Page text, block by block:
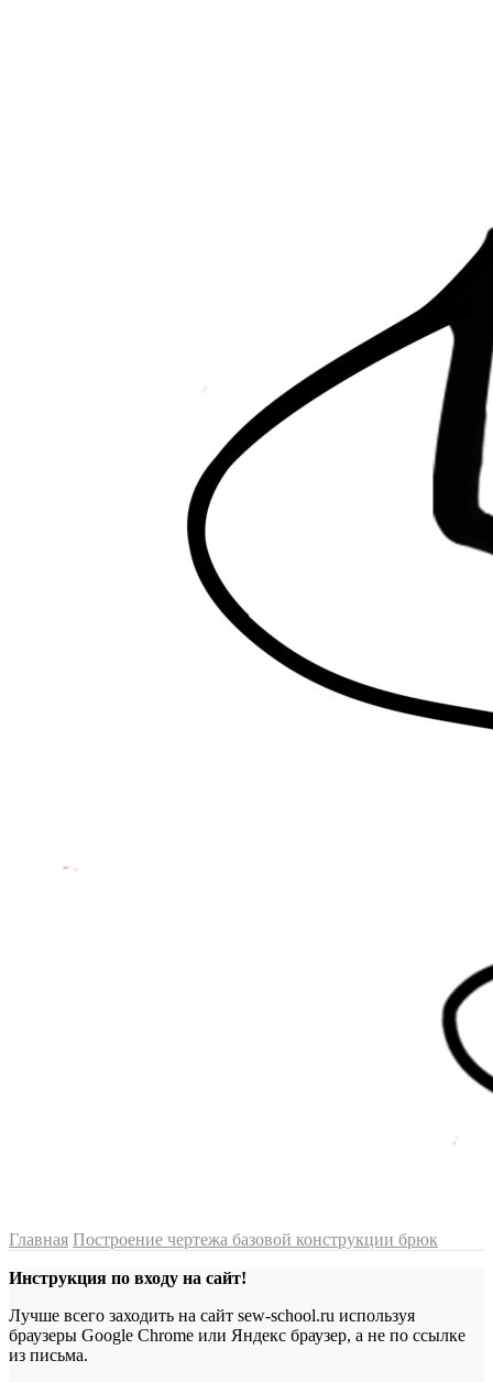
Главная Построение чертежа базовой конструкции брюк
Инструкция по входу на сайт!
Лучше всего заходить на сайт sew-school.ru используя
браузеры Google Chrome или Яндекс браузер, а не по ссылке
из письма.